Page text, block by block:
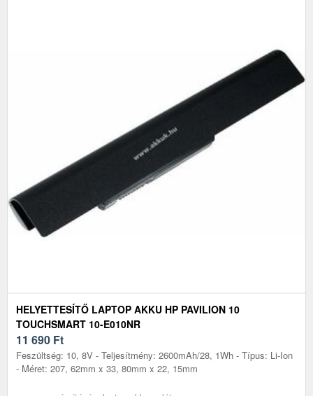
HELYETTESÍTŐ LAPTOP AKKU HP PAVILION 10
TOUCHSMART 10-E010NR
11 690 Ft
Feszültség: 10, 8V - Teljesítmény: 2600mAh/28, 1Wh - Típus: Li-Ion
- Méret: 207, 62mm x 33, 80mm x 22, 15mm